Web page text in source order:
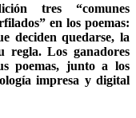
tres “comunes
en los poemas:
deciden quedarse, la
regla. Los ganadores
poemas, junto a los
impresa y digital